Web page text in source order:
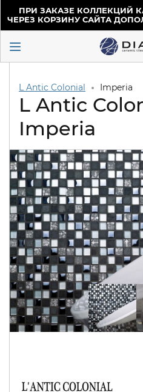
ПРИ ЗАКАЗЕ КОЛЛЕКЦИЙ
ЧЕРЕЗ КОРЗИНУ САЙТА
L Antic Colonial Imperia
L Antic
Imperia